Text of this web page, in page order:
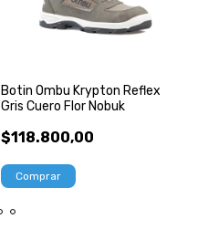
Botin Ombu Krypton Reflex
Gris Cuero Flor Nobuk
$118.800,00
Comprar